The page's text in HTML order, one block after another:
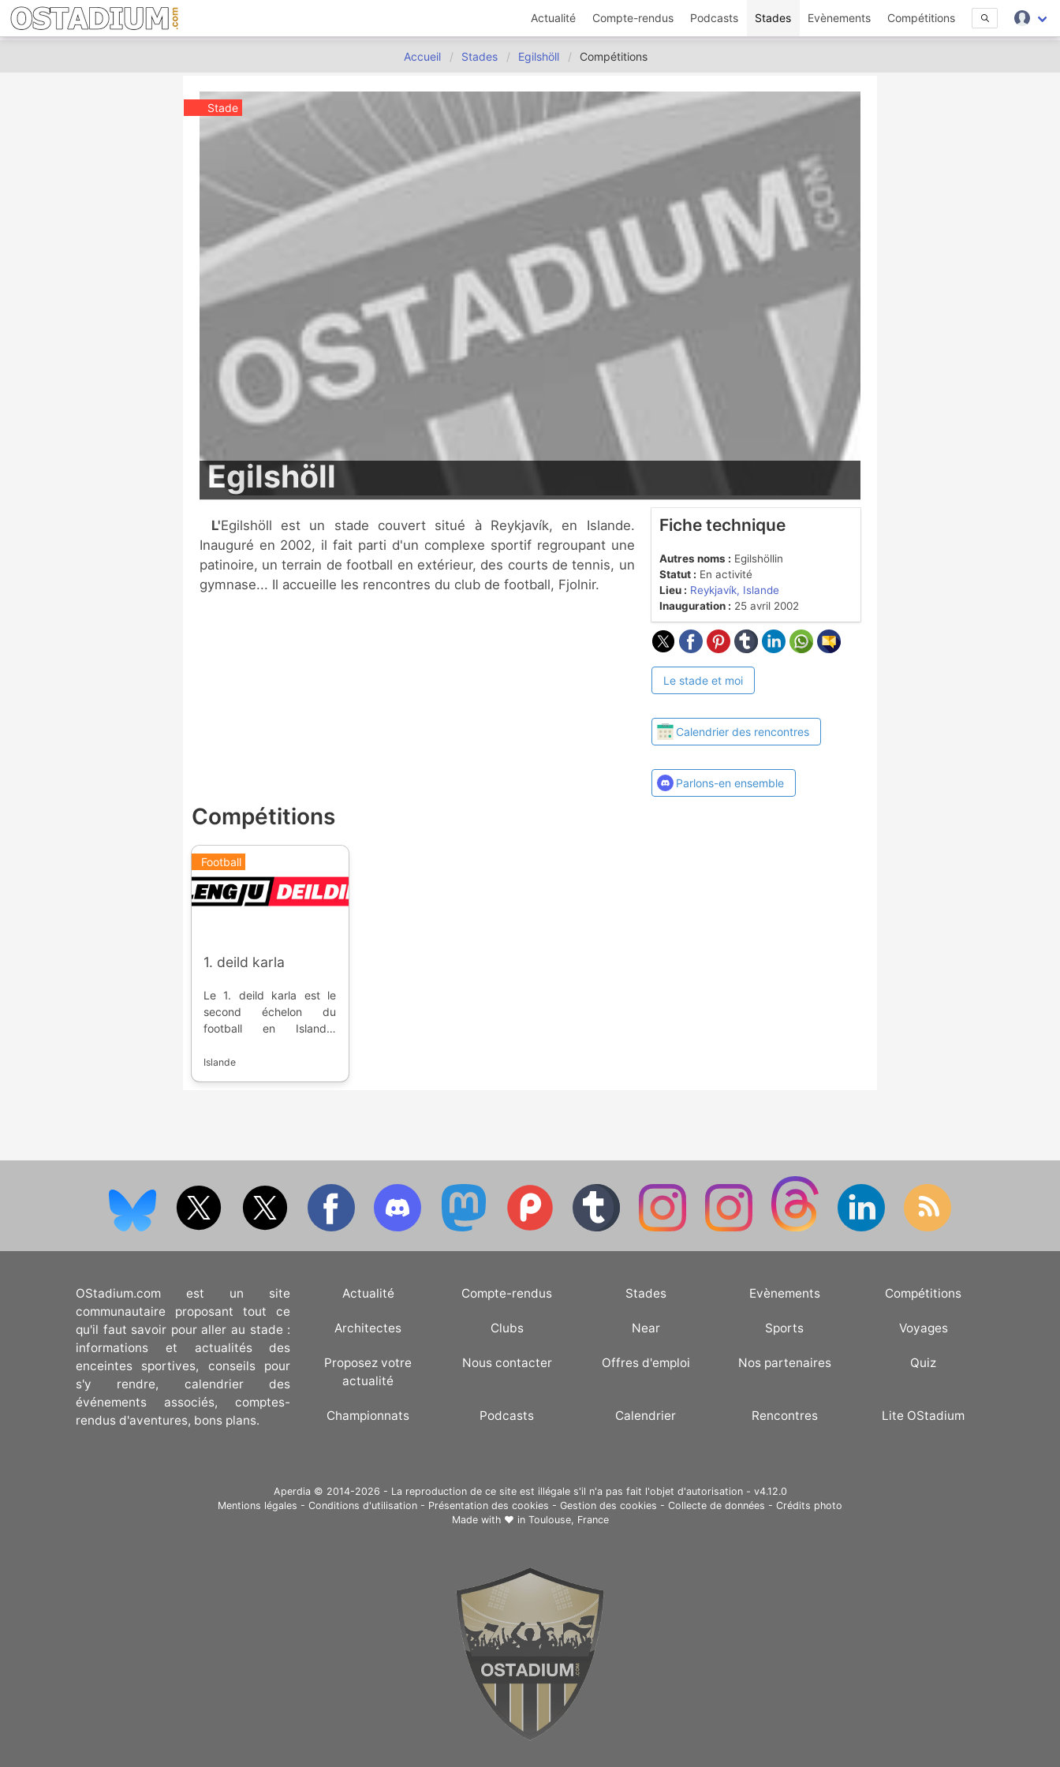
Actualité Compte-rendus Podcasts Stades Evènements Compétitions
Accueil Stades Egilshöll Compétitions
Stade
Egilshöll
L'Egilshöll est un stade couvert situé à Reykjavík, en Islande.
Inauguré en 2002, il fait parti d'un complexe sportif regroupant une
patinoire, un terrain de football en extérieur, des courts de tennis, un
gymnase... Il accueille les rencontres du club de football, Fjolnir.
Fiche technique
Autres noms : Egilshöllin
Statut : En activité
Lieu : Reykjavík, Islande
Inauguration : 25 avril 2002
Le stade et moi
Calendrier des rencontres
Parlons-en ensemble
Compétitions
Football
1. deild karla
Le 1. deild karla est le
second échelon du
football en Islande.
suite au 2. deild karla
Islande
OStadium.com est un site
communautaire proposant tout ce
qu'il faut savoir pour aller au stade :
informations et actualités des
enceintes sportives, conseils pour
s'y rendre, calendrier des
événements associés, comptes-
rendus d'aventures, bons plans.
Actualité Compte-rendus Stades Evènements Compétitions
Architectes Clubs Near Sports Voyages
Proposez votre
actualité
Nous contacter Offres d'emploi Nos partenaires Quiz
Championnats Podcasts Calendrier Rencontres Lite OStadium
Aperdia © 2014-2026 - La reproduction de ce site est illégale s'il n'a pas fait l'objet d'autorisation - v4.12.0
Mentions légales - Conditions d'utilisation - Présentation des cookies - Gestion des cookies - Collecte de données - Crédits photo
Made with ❤ in Toulouse, France